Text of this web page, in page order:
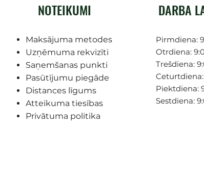
NOTEIKUMI
Maksājuma metodes
Uzņēmuma rekvizīti
Saņemšanas punkti
Pasūtījumu piegāde
Distances līgums
Atteikuma tiesības
Privātuma politika
DARBA
Pirmdiena:
Otrdiena:
Trešdiena:
Ceturtdiena:
Piektdiena:
Sestdiena: